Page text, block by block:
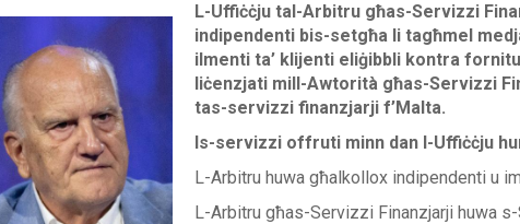
Mifsud.jpg
L-Uffiċċju tal-Arbitru għas-Servizzi
indipendenti bis-setgħa li tagħmel
ilmenti ta’ klijenti eliġibbli kontra
liċenzjati mill-Awtorità għas-Servizzi
tas-servizzi finanzjarji f’Malta.
Is-servizzi offruti minn dan l-Uffiċċju
L-Arbitru huwa għalkollox indipendenti u
L-Arbitru għas-Servizzi Finanzjarji huwa